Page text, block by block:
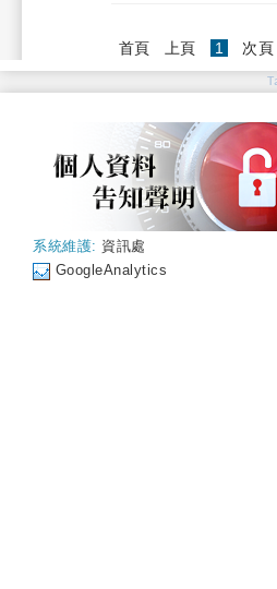
首頁 上頁 1 次頁
系統維護: 資訊處
GoogleAnalytics